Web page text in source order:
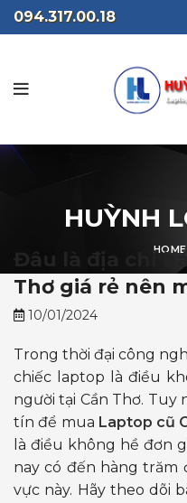
094.317.00.18
HUỲNH
HOME
Đâu là địa chỉ
Thơ giá rẻ nên
10/01/2024
Trong thời đại công
chiếc laptop là điều
người tại Cần Thơ.
tín để mua Laptop cũ
là điều không hề đơn
nay có đến hàng
vực này. Hãy theo dõi